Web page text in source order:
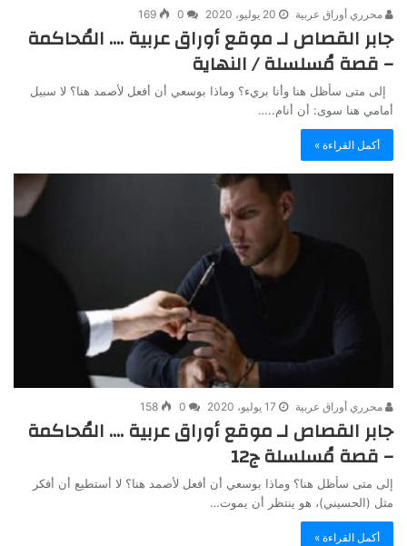
محرري أوراق عربية 20 يوليو، 2020 0
169
جابر القصاص لـ موقع أوراق عربية …. المُحاكمة
– قصة مُسلسلة / النهاية
إلى متى سأظل هنا وأنا بريء؟ وماذا بوسعي أن أفعل لأصمد هنا؟ لا سبيل
أمامي هنا سوى: أن أنام..…
أكمل القراءة »
محرري أوراق عربية 17 يوليو، 2020 0
158
جابر القصاص لـ موقع أوراق عربية …. المُحاكمة
– قصة مُسلسلة ج12
إلى متى سأظل هنا؟ وماذا بوسعي أن أفعل لأصمد هنا؟ لا أستطيع أن أفكر
مثل (الحسيني)، هو ينتظر أن يموت…
أكمل القراءة »